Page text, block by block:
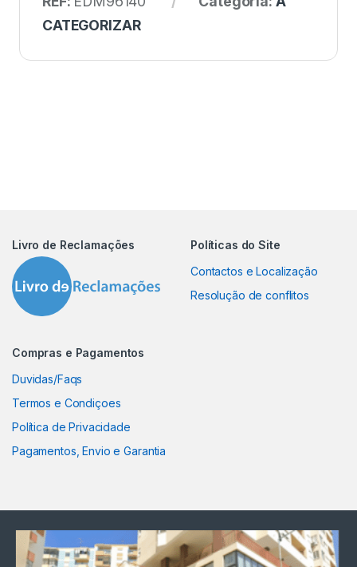
CATEGORIZAR
Livro de Reclamações
Políticas do Site
Contactos e Localização
Resolução de conflitos
Compras e Pagamentos
Duvidas/Faqs
Termos e Condiçoes
Política de Privacidade
Pagamentos, Envio e Garantia